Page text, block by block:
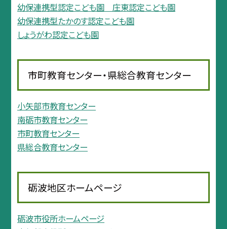
幼保連携型認定こども園 庄東認定こども園
幼保連携型たかのす認定こども園
しょうがわ認定こども園
市町教育センター・県総合教育センター
小矢部市教育センター
南砺市教育センター
市町教育センター
県総合教育センター
砺波地区ホームページ
砺波市役所ホームページ